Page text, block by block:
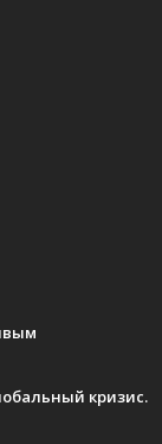
кризис.